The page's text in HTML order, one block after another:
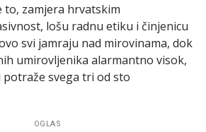
to, zamjera hrvatskim
lošu radnu etiku i činjenicu
svi jamraju nad mirovinama, dok
umirovljenika alarmantno visok,
svega tri od sto
OGLAS